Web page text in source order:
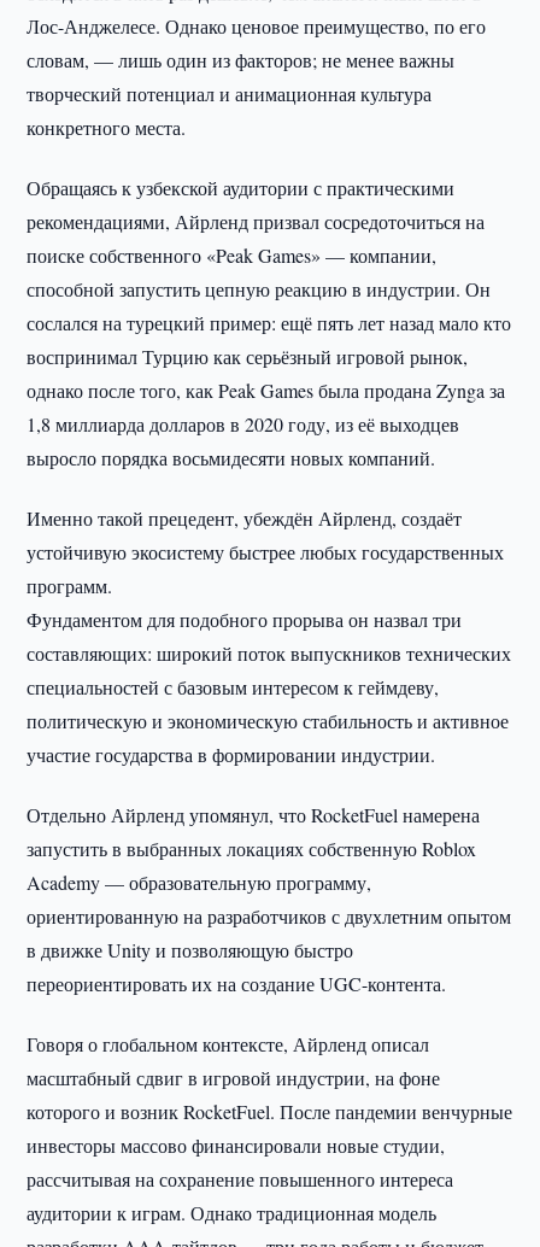
Лос-Анджелесе. Однако ценовое преимущество, по его
словам, — лишь один из факторов; не менее важны
творческий потенциал и анимационная культура
конкретного места.
Обращаясь к узбекской аудитории с практическими
рекомендациями, Айрленд призвал сосредоточиться на
поиске собственного «Peak Games» — компании,
способной запустить цепную реакцию в индустрии. Он
сослался на турецкий пример: ещё пять лет назад мало кто
воспринимал Турцию как серьёзный игровой рынок,
однако после того, как Peak Games была продана Zynga за
1,8 миллиарда долларов в 2020 году, из её выходцев
выросло порядка восьмидесяти новых компаний.
Именно такой прецедент, убеждён Айрленд, создаёт
устойчивую экосистему быстрее любых государственных
программ.
Фундаментом для подобного прорыва он назвал три
составляющих: широкий поток выпускников технических
специальностей с базовым интересом к геймдеву,
политическую и экономическую стабильность и активное
участие государства в формировании индустрии.
Отдельно Айрленд упомянул, что RocketFuel намерена
запустить в выбранных локациях собственную Roblox
Academy — образовательную программу,
ориентированную на разработчиков с двухлетним опытом
в движке Unity и позволяющую быстро
переориентировать их на создание UGC-контента.
Говоря о глобальном контексте, Айрленд описал
масштабный сдвиг в игровой индустрии, на фоне
которого и возник RocketFuel. После пандемии венчурные
инвесторы массово финансировали новые студии,
рассчитывая на сохранение повышенного интереса
аудитории к играм. Однако традиционная модель